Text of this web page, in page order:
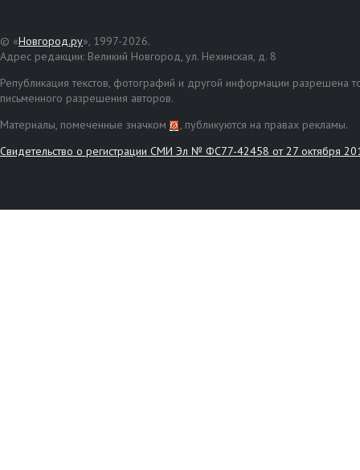
© «Новгород.ру», 1997-2026.
Адрес редакции: Великий Новгород, ул. Нехинская, д. 8
Републикация текстов, фотографий и другой информации разрешена
письменного разрешения авторов.
Материалы, помеченные значком
, публикуются на правах рекламы.
Свидетельство о регистрации СМИ Эл № ФС77-42458 от 27 октября